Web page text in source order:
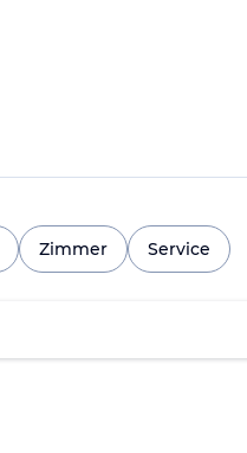
Zimmer Service